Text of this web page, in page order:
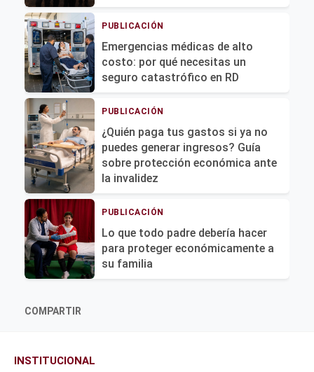
PUBLICACIÓN
Emergencias médicas de alto
costo: por qué necesitas un
seguro catastrófico en RD
PUBLICACIÓN
¿Quién paga tus gastos si ya no
puedes generar ingresos? Guía
sobre protección económica ante
la invalidez
PUBLICACIÓN
Lo que todo padre debería hacer
para proteger económicamente a
su familia
COMPARTIR
INSTITUCIONAL